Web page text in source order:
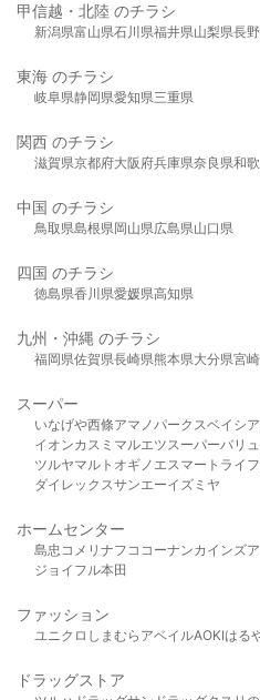
甲信越・北陸 のチラシ
新潟県富山県石川県福井県山梨県長
東海 のチラシ
岐阜県静岡県愛知県三重県
関西 のチラシ
滋賀県京都府大阪府兵庫県奈良県和
中国 のチラシ
鳥取県島根県岡山県広島県山口県
四国 のチラシ
徳島県香川県愛媛県高知県
九州・沖縄 のチラシ
福岡県佐賀県長崎県熊本県大分県宮
スーパー
いなげや西條アマノパークスベイシア
イオンカスミ マルエツスーパーバリ
ツルヤマルト オギノ エスマート ライフ
ダイレックスサンエーイズミヤ
ホームセンター
島忠 コメリ ナフコ コーナンカインズ
ジョイフル本田
ファッション
ユニクロ しまむら アベイルAOKIはる
ドラッグストア